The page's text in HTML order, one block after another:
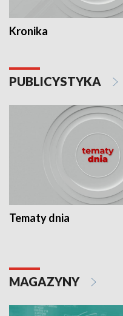
Kronika
PUBLICYSTYKA
Tematy dnia
MAGAZYNY